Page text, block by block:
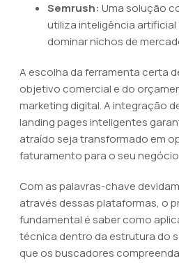
Semrush: Uma solução
utiliza inteligência
dominar nichos de
A escolha da ferramenta certa
objetivo comercial e do
marketing digital. A integração
landing pages inteligentes
atraído seja transformado em
faturamento para o seu
Com as palavras-chave
através dessas plataformas, o
fundamental é saber como
técnica dentro da estrutura do
que os buscadores